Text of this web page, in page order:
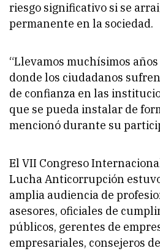
riesgo significativo si se
permanente en la sociedad.
“Llevamos muchísimos
donde los ciudadanos
de confianza en las
que se pueda instalar de
mencionó durante su
El VII Congreso
Lucha Anticorrupción
amplia audiencia de
asesores, oficiales de
públicos, gerentes de
empresariales, consejeros